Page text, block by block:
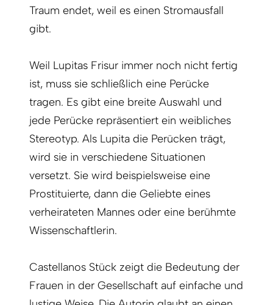
Traum endet, weil es einen Stromausfall
gibt.
Weil Lupitas Frisur immer noch nicht fertig
ist, muss sie schließlich eine Perücke
tragen. Es gibt eine breite Auswahl und
jede Perücke repräsentiert ein weibliches
Stereotyp. Als Lupita die Perücken trägt,
wird sie in verschiedene Situationen
versetzt. Sie wird beispielsweise eine
Prostituierte, dann die Geliebte eines
verheirateten Mannes oder eine berühmte
Wissenschaftlerin.
Castellanos Stück zeigt die Bedeutung der
Frauen in der Gesellschaft auf einfache und